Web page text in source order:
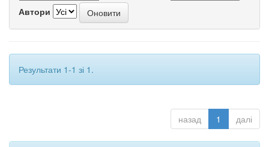
Автори
Результати 1-1 зі 1.
назад 1 далі